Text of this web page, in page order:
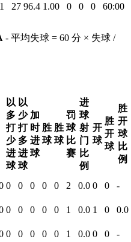
1 27 96.4 1.00 0 0 0
60:00
- 平均失球 = 60 分 × 失球 /
以
多
打
少
进
球
以
少
打
多
进
球
加
时
进
球
胜
球
胜
球
罚
球
比
赛
进
球
射
门
比
例
开
球
胜
开
球
胜
开
球
比
例
0 0 0 0 0 2 0.0 0 0 -
0 0 0 0 0 1 0.0 1 0 0.0
0 0 0 0 0 1 0.0 0 0 -